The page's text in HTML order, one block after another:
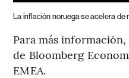
La inflación noruega se acelera de
Para más
de Bloomberg
EMEA.